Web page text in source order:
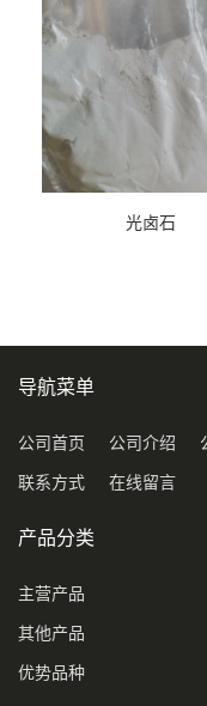
光卤石
导航菜单
公司首页 公司介绍
联系方式 在线留言
产品分类
主营产品
其他产品
优势品种